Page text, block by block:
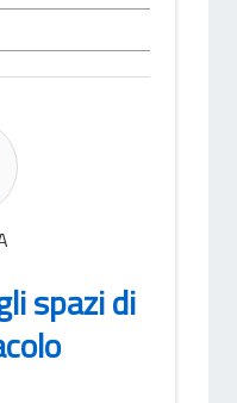
spazi di